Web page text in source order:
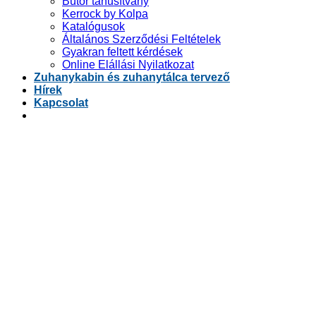
Kerrock by Kolpa
Katalógusok
Általános Szerződési Feltételek
Gyakran feltett kérdések
Online Elállási Nyilatkozat
Zuhanykabin és zuhanytálca tervező
Hírek
Kapcsolat